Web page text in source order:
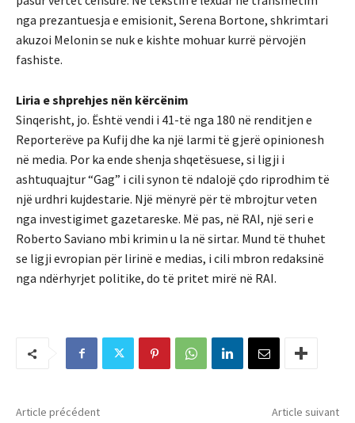
nga prezantuesja e emisionit, Serena Bortone, shkrimtari
akuzoi Melonin se nuk e kishte mohuar kurrë përvojën
fashiste.
Liria e shprehjes nën kërcënim
Sinqerisht, jo. Është vendi i 41-të nga 180 në renditjen e
Reporterëve pa Kufij dhe ka një larmi të gjerë opinionesh
në media. Por ka ende shenja shqetësuese, si ligji i
ashtuquajtur “Gag” i cili synon të ndalojë çdo riprodhim të
një urdhri kujdestarie. Një mënyrë për të mbrojtur veten
nga investigimet gazetareske. Më pas, në RAI, një seri e
Roberto Saviano mbi krimin u la në sirtar. Mund të thuhet
se ligji evropian për lirinë e medias, i cili mbron redaksinë
nga ndërhyrjet politike, do të pritet mirë në RAI.
Article précédent Article suivant